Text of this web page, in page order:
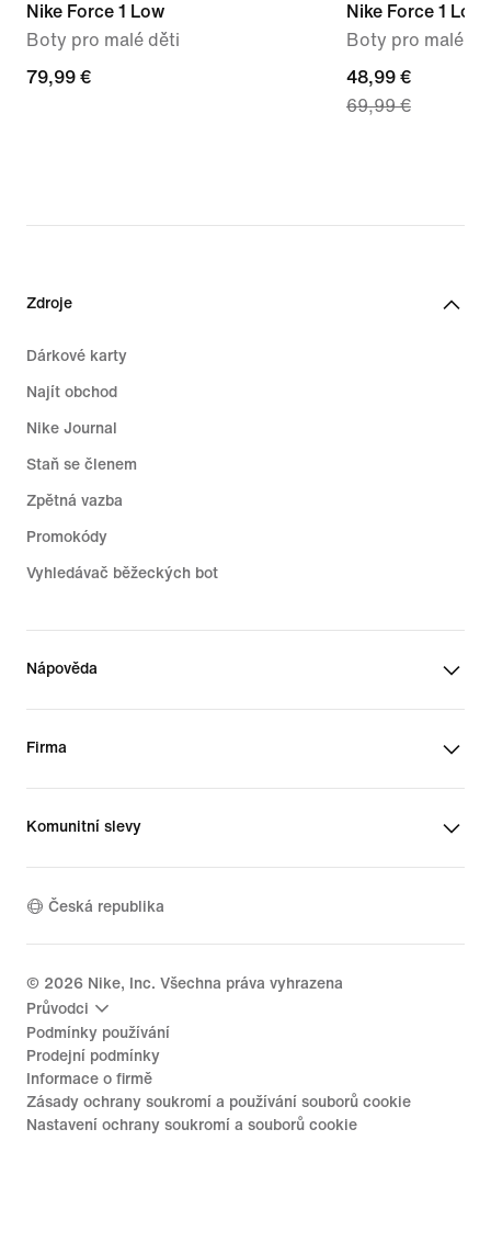
Nike Force 1 Low
Boty pro malé děti
79,99 €
79,99 €
Nike Force 1 Low
Boty pro malé
current
price
69,99 €
48,99 €
69,99 €
Zdroje
Dárkové karty
Najít obchod
Nike Journal
Staň se členem
Zpětná vazba
Promokódy
Vyhledávač běžeckých bot
Nápověda
Firma
Komunitní slevy
Česká republika
© 2026 Nike, Inc. Všechna práva vyhrazena
Průvodci
Podmínky používání
Prodejní podmínky
Informace o firmě
Zásady ochrany soukromí a používání souborů cookie
Nastavení ochrany soukromí a souborů cookie